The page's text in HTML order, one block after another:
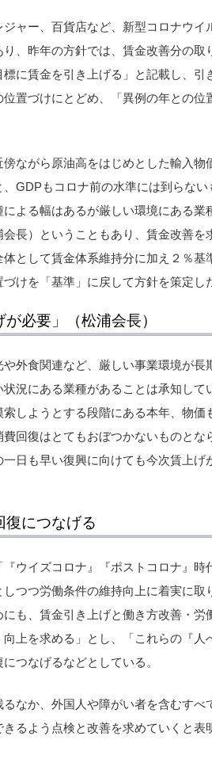
ャー、百貨店など、新型コロナウイ
、昨年の方針では、賃金改善分の取
に賃金を引き上げる」と記載し、引
置づけにとどめ、「異例の年との位
ながら原油高をはじめとした輸入物
GDPもコロナ前の水準には到らない
よる幅はあるが厳しい環境にある業
長）ということもあり、賃金改善を
として賃金体系維持分に加え２％基
けを「基準」に戻して方針を策定し
必要」（松浦会長）
外食関連など、厳しい事業環境が長
況にある業種があることは承知して
しようとする段階にある本年、物価
回復はとてもおぼつかないものとな
日も早い復興に向けても今次賃上げ
復につなげる
ウイズコロナ』『ポストコロナ』時
つつ労働条件の維持向上に着実に取
も、賃金引き上げと働き方改善・労
上を求める」とし、「これらの『人
つなげるなどとしている。
なか、外国人や障がい者を含むすべ
るよう点検と改善を求めていくと表